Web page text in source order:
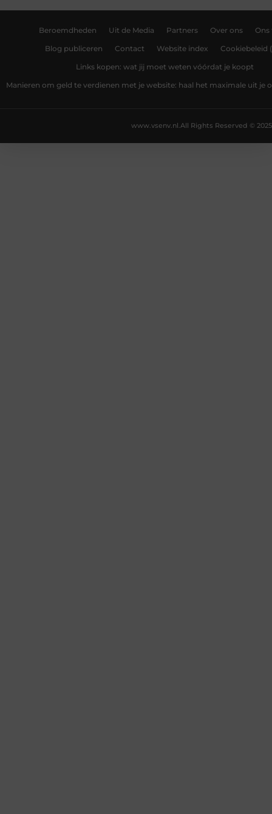
Beroemdheden Uit de Media Partners Over ons Ons
Blog publiceren Contact Website index Cookiebeleid
Links kopen: wat jij moet weten vóórdat je koopt
Manieren om geld te verdienen met je website: haal het maximale uit je
All Rights Reserved © 2025
www.vsenv.nl.